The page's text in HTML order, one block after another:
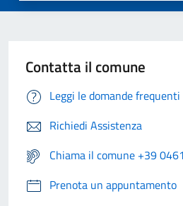
Contatta il comune
Leggi le domande frequenti
Richiedi Assistenza
Chiama il comune +39
Prenota un appuntamento